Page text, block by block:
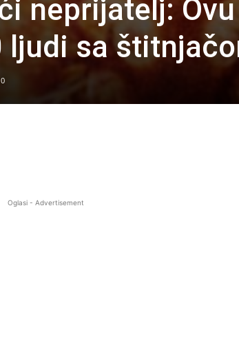
neprijatelj:
ljudi sa
0
Oglasi - Advertisement